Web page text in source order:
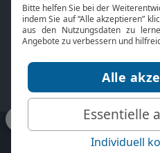
Über uns
Jobs
Mediadaten
bibeltv.de: